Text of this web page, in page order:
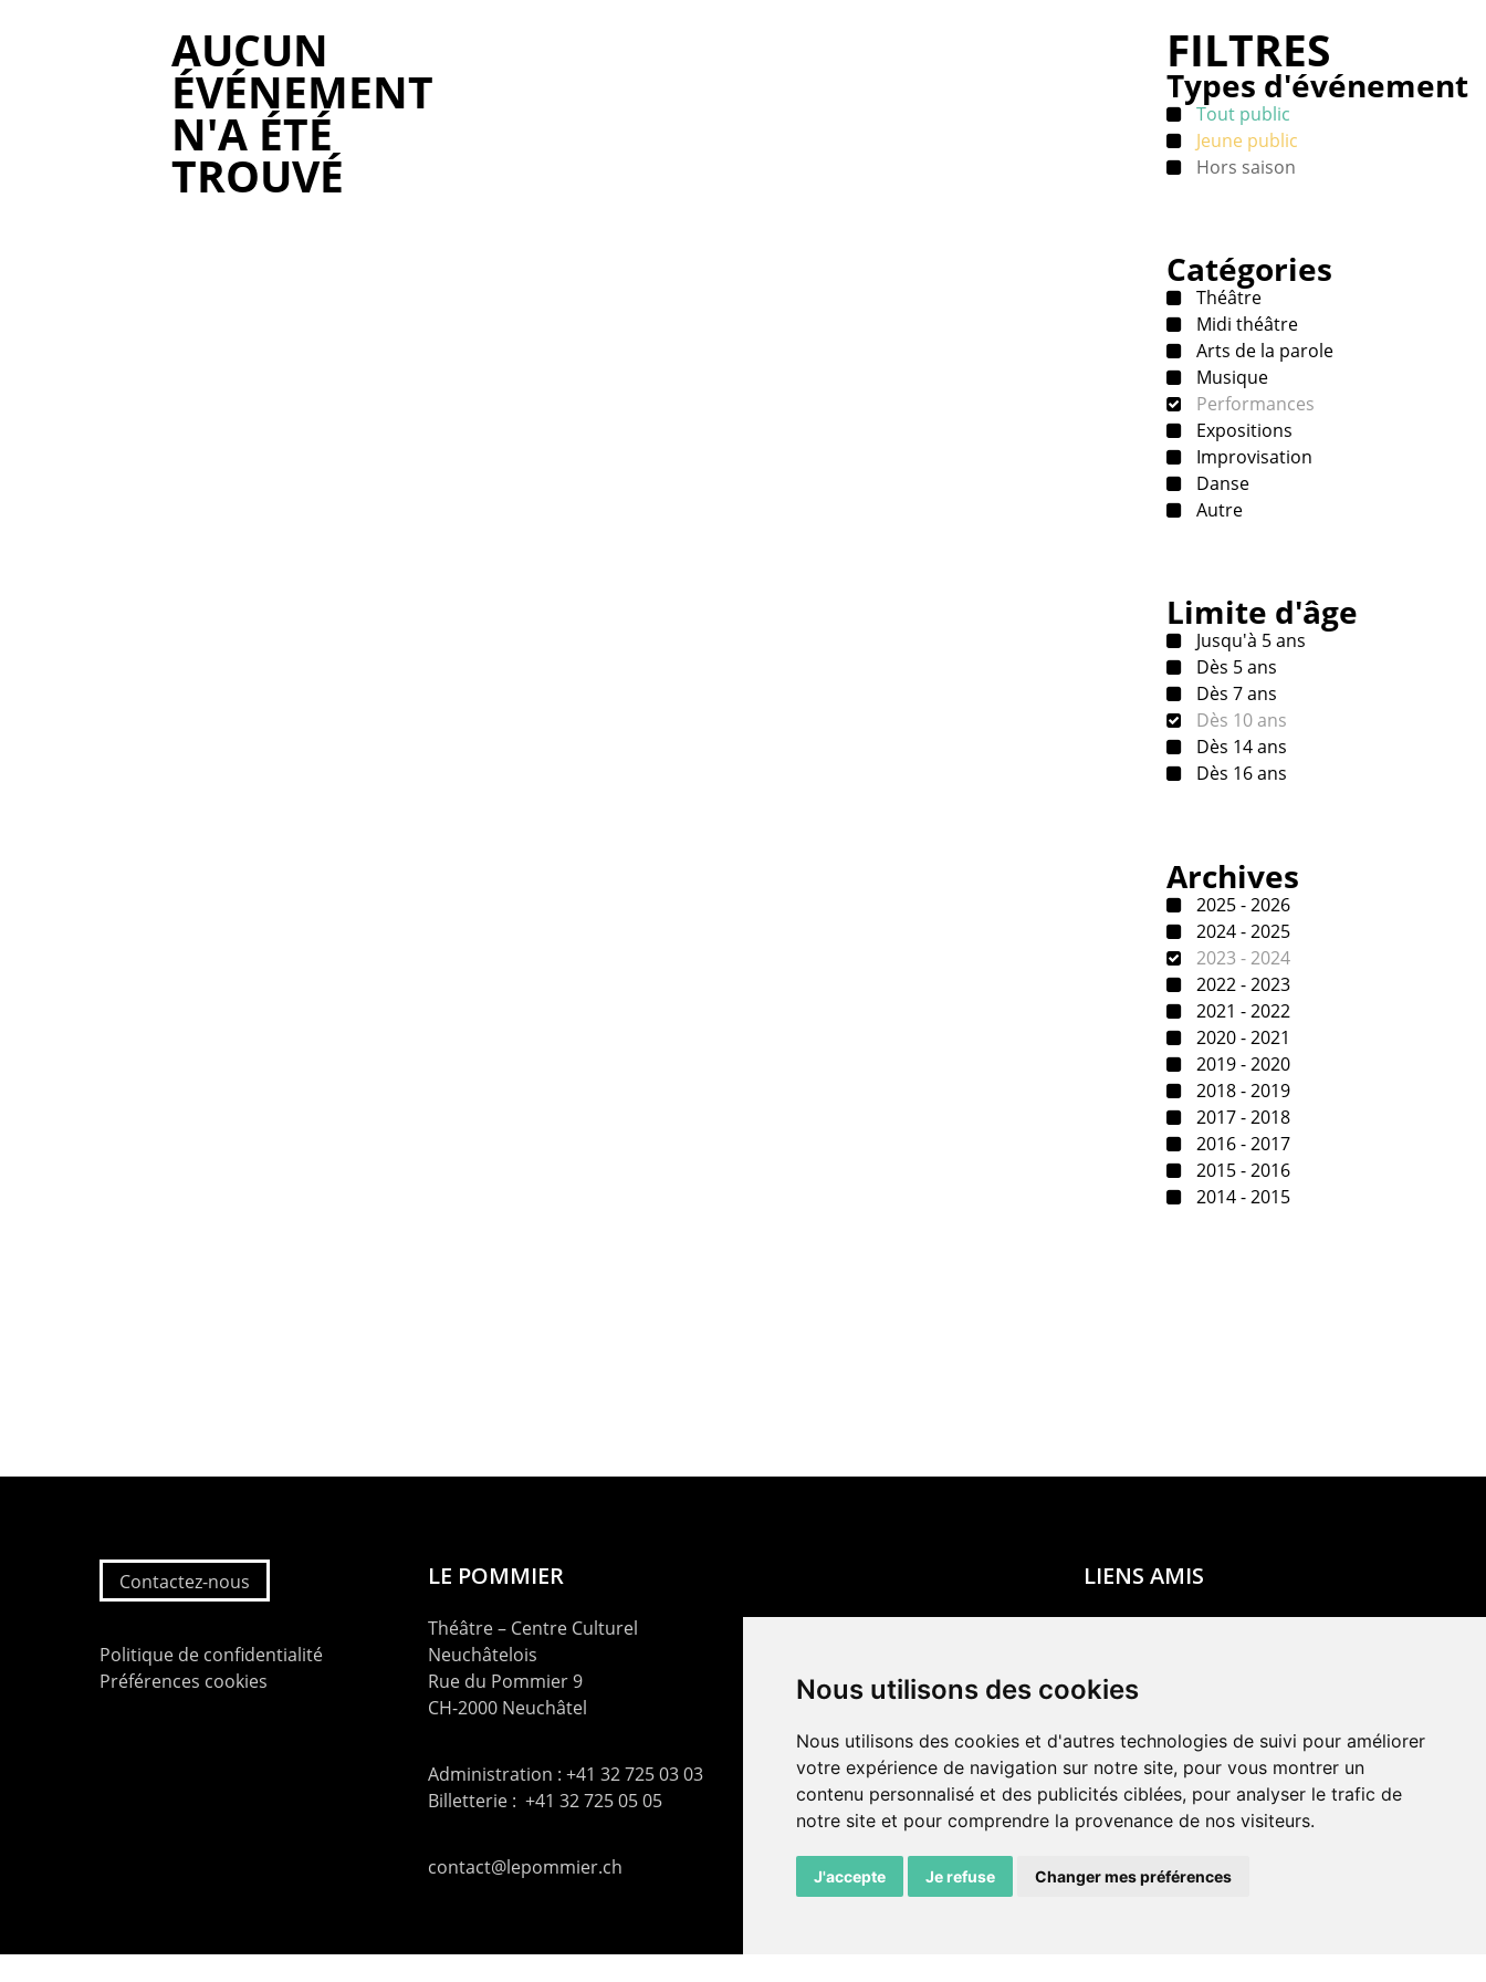
Nous utilisons des cookies
Nous utilisons des cookies et d'autres technologies de suivi pour améliorer
votre expérience de navigation sur notre site, pour vous montrer un
contenu personnalisé et des publicités ciblées, pour analyser le trafic de
notre site et pour comprendre la provenance de nos visiteurs.
J'accepte Je refuse Changer mes préférences
AUCUN
ÉVÉNEMENT
N'A ÉTÉ
TROUVÉ
FILTRES
Types d'événement
Tout public
Jeune public
Hors saison
Catégories
Théâtre
Midi théâtre
Arts de la parole
Musique
Performances
Expositions
Improvisation
Danse
Autre
Limite d'âge
Jusqu'à 5 ans
Dès 5 ans
Dès 7 ans
Dès 10 ans
Dès 14 ans
Dès 16 ans
Archives
2025 - 2026
2024 - 2025
2023 - 2024
2022 - 2023
2021 - 2022
2020 - 2021
2019 - 2020
2018 - 2019
2017 - 2018
2016 - 2017
2015 - 2016
2014 - 2015
Contactez-nous
Politique de confidentialité
Préférences cookies
LE POMMIER
Théâtre – Centre Culturel
Neuchâtelois
Rue du Pommier 9
CH-2000 Neuchâtel
Administration : +41 32 725 03 03
Billetterie : +41 32 725 05 05
contact@lepommier.ch
LIENS AMIS